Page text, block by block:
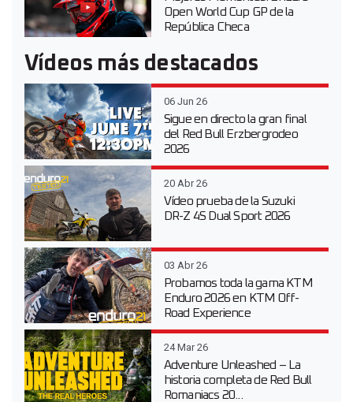
Open World Cup GP de la
República Checa
Vídeos más destacados
06 Jun 26
Sigue en directo la gran final
del Red Bull Erzbergrodeo
2026
20 Abr 26
Vídeo prueba de la Suzuki
DR-Z 4S Dual Sport 2026
03 Abr 26
Probamos toda la gama KTM
Enduro 2026 en KTM Off-
Road Experience
24 Mar 26
Adventure Unleashed – La
historia completa de Red Bull
Romaniacs 20...